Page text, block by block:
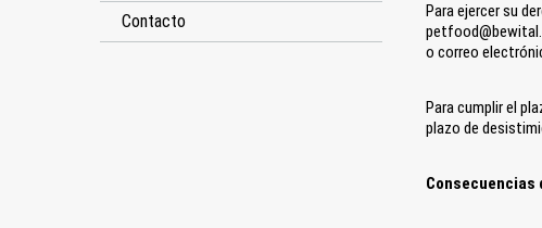
Contacto
Para ejercer su
o correo
Para cumplir el
plazo de
Consecuencias